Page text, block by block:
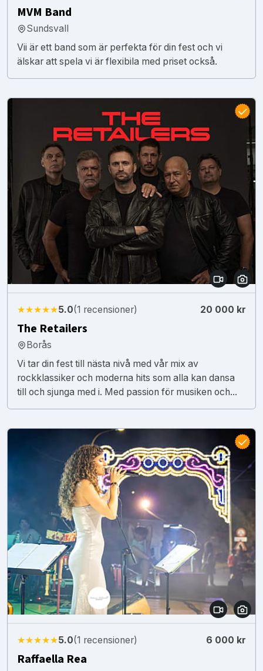
MVM Band
Sundsvall
Vii är ett band som är perfekta för din fest och vi
älskar att spela vi är flexibila med priset också.
★★★★★5.0(1 recensioner) 20 000 kr
The Retailers
Borås
Vi tar din fest till nästa nivå med vår mix av
rockklassiker och moderna hits som alla kan dansa
till och sjunga med i. Med passion för musiken och...
★★★★★5.0(1 recensioner) 6 000 kr
Raffaella Rea